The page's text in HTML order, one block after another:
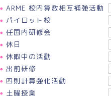
ARME 校内算数相互補強活動
パイロット校
任国内研修会
休日
休暇中の活動
出前研修
四則計算強化活動
土曜授業